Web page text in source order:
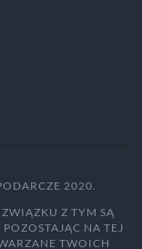
2020.
Z TYM SĄ
NA TEJ
TWOICH